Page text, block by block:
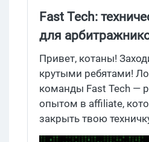
Fast Tech:
для
клоакинг,
CRM
Привет, котаны!
крутыми ребятами!
команды Fast Tech —
опытом в affiliate,
закрыть твою
ключ и без сложных